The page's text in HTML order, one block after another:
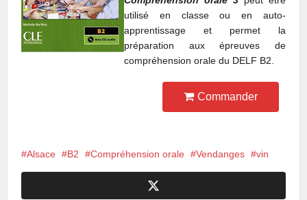
utilisé en classe ou en auto-
apprentissage et permet la
préparation aux épreuves de
compréhension orale du DELF B2.
Commander
Alsace B2 Compréhension orale Vendanges vin